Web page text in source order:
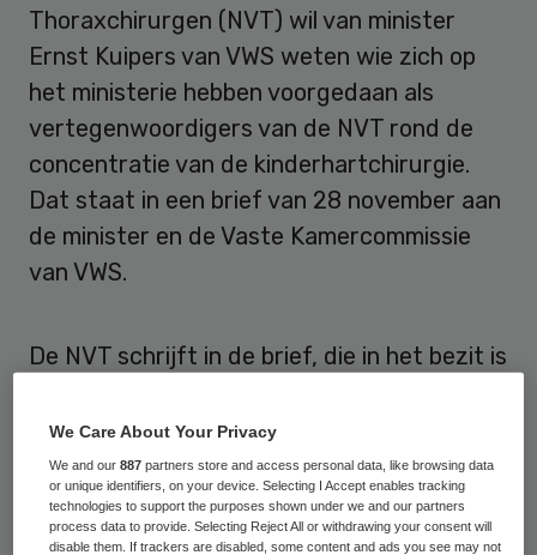
Thoraxchirurgen (NVT) wil van minister
Ernst Kuipers van VWS weten wie zich op
het ministerie hebben voorgedaan als
vertegenwoordigers van de NVT rond de
concentratie van de kinderhartchirurgie.
Dat staat in een brief van 28 november aan
de minister en de Vaste Kamercommissie
van VWS.
De NVT schrijft in de brief, die in het bezit is
aanwijzingen zijn dat vanuit de Commissie
Congenitale Cardio-thoracale Chirurgie
(CCTC) van de NVT gesprekken zijn
gevoerd, “wellicht deels informeel”, met het
We Care About Your Privacy
We and our887 partners store and access personal data, like browsing data
or unique identifiers, on your device. Selecting I Accept enables tracking
technologies to support the purposes shown under we and our partners
process data to provide. Selecting Reject All or withdrawing your consent will
disable them. If trackers are disabled, some content and ads you see may not